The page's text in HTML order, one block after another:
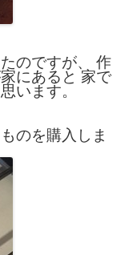
のですが、 作
にあると 家で
います。
のを購入しま